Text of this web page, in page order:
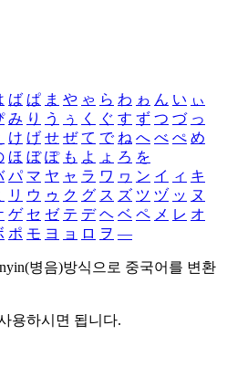
ば ぱ ま や ゃ ら わ ゎ ん い ぃ
み り う ぅ く ぐ す ず つ づ っ
け げ せ ぜ て で ね へ べ ぺ め
ほ ぼ ぽ も よ ょ ろ を
パ マ ヤ ャ ラ ワ ヮ ン イ ィ キ
リ ウ ゥ ク グ ス ズ ツ ヅ ッ ヌ
ゲ セ ゼ テ デ ヘ ベ ペ メ レ オ
ポ モ ヨ ョ ロ ヲ ―
병음)방식으로 중국어를 변환
용하시면 됩니다.